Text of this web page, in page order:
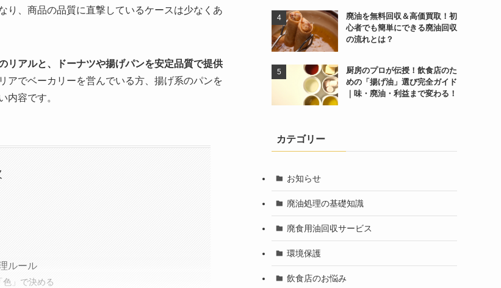
り、商品の品質に直撃しているケースは少なくあ
リアルと、ドーナツや揚げパンを安定品質で提供
アでベーカリーを営んでいる方、揚げ系のパンを
内容です。
ルール
」で決める
廃油を無料回収＆高価買取！初
心者でも簡単にできる廃油回収
の流れとは？
厨房のプロが伝授！飲食店のた
めの「揚げ油」選び完全ガイド
｜味・廃油・利益まで変わる！
カテゴリー
お知らせ
廃油処理の基礎知識
廃食用油回収サービス
環境保護
飲食店のお悩み